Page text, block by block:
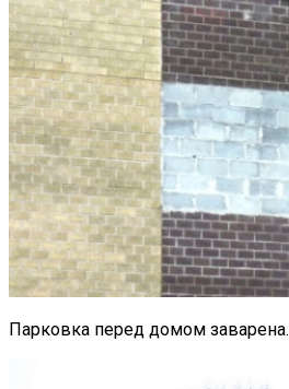
Парковка перед домом заварена.